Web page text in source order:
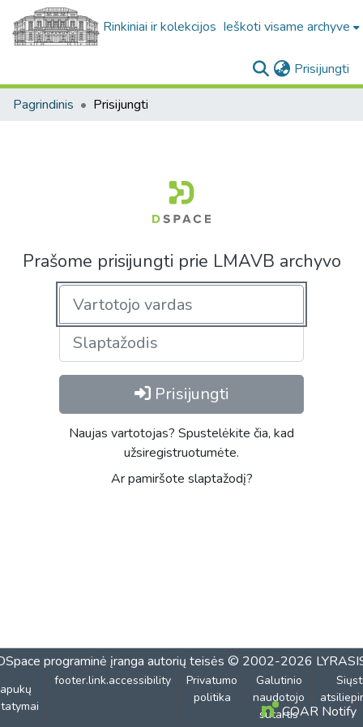
Rinkiniai ir kolekcijos Ieškoti visame archyve
Prisijungti
Pagrindinis Prisijungti
Prašome prisijungti prie LMAVB archyvo
Prisijungti
Naujas vartotojas? Spustelėkite čia, kad
užsiregistruotumėte.
Ar pamiršote slaptažodį?
programinė įranga autorių teisės © 2002-2026
footer.link.accessibility
Privatumo
politika
Galutinio
naudotojo
sutartisCOAR Notify